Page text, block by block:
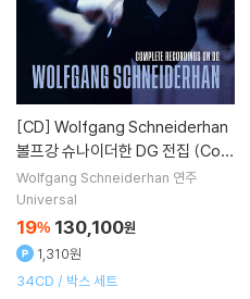
[CD]
볼프강 슈나이더한 DG 전집 (Com
plete Recordings Deutsche G
rammophon)
Wolfgang Schneiderhan 연주
Universal
19% 130,100원
1,310원
34CD / 박스 세트